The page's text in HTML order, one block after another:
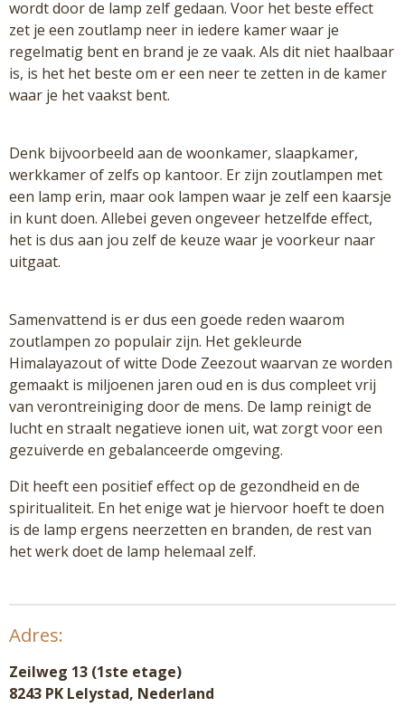
wordt door de lamp zelf gedaan. Voor het beste effect
zet je een zoutlamp neer in iedere kamer waar je
regelmatig bent en brand je ze vaak. Als dit niet haalbaar
is, is het het beste om er een neer te zetten in de kamer
waar je het vaakst bent.
Denk bijvoorbeeld aan de woonkamer, slaapkamer,
werkkamer of zelfs op kantoor. Er zijn zoutlampen met
een lamp erin, maar ook lampen waar je zelf een kaarsje
in kunt doen. Allebei geven ongeveer hetzelfde effect,
het is dus aan jou zelf de keuze waar je voorkeur naar
uitgaat.
Samenvattend is er dus een goede reden waarom
zoutlampen zo populair zijn. Het gekleurde
Himalayazout of witte Dode Zeezout waarvan ze worden
gemaakt is miljoenen jaren oud en is dus compleet vrij
van verontreiniging door de mens. De lamp reinigt de
lucht en straalt negatieve ionen uit, wat zorgt voor een
gezuiverde en gebalanceerde omgeving.
Dit heeft een positief effect op de gezondheid en de
spiritualiteit. En het enige wat je hiervoor hoeft te doen
is de lamp ergens neerzetten en branden, de rest van
het werk doet de lamp helemaal zelf.
Adres:
Zeilweg 13 (1ste etage)
8243 PK Lelystad, Nederland